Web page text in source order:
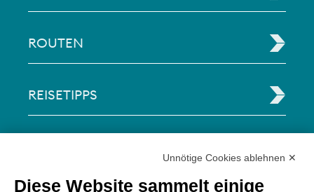
ROUTEN
REISETIPPS
Unnötige Cookies ablehnen ✕
Diese Website sammelt einige